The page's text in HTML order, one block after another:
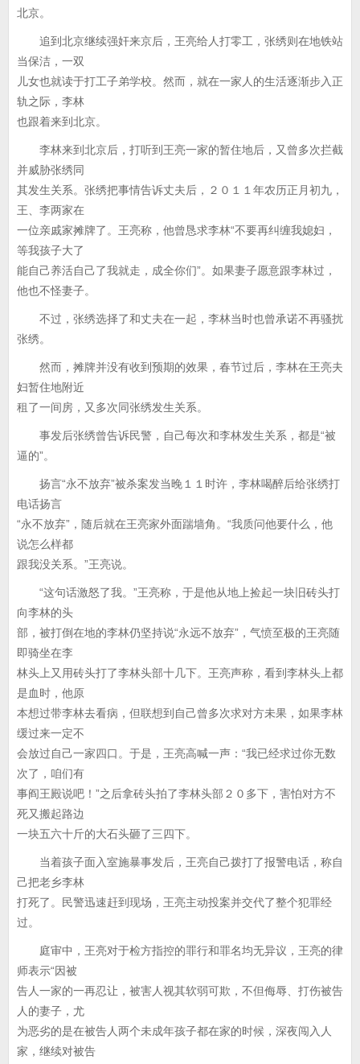
北京。
追到北京继续强奸来京后，王亮给人打零工，张绣则在地铁站
当保洁，一双
儿女也就读于打工子弟学校。然而，就在一家人的生活逐渐步入正
轨之际，李林
也跟着来到北京。
李林来到北京后，打听到王亮一家的暂住地后，又曾多次拦截
并威胁张绣同
其发生关系。张绣把事情告诉丈夫后，２０１１年农历正月初九，
王、李两家在
一位亲戚家摊牌了。王亮称，他曾恳求李林“不要再纠缠我媳妇，
等我孩子大了
能自己养活自己了我就走，成全你们”。如果妻子愿意跟李林过，
他也不怪妻子。
不过，张绣选择了和丈夫在一起，李林当时也曾承诺不再骚扰
张绣。
然而，摊牌并没有收到预期的效果，春节过后，李林在王亮夫
妇暂住地附近
租了一间房，又多次同张绣发生关系。
事发后张绣曾告诉民警，自己每次和李林发生关系，都是“被
逼的”。
扬言“永不放弃”被杀案发当晚１１时许，李林喝醉后给张绣打
电话扬言
“永不放弃”，随后就在王亮家外面踹墙角。“我质问他要什么，他
说怎么样都
跟我没关系。”王亮说。
“这句话激怒了我。”王亮称，于是他从地上捡起一块旧砖头打
向李林的头
部，被打倒在地的李林仍坚持说“永远不放弃”，气愤至极的王亮随
即骑坐在李
林头上又用砖头打了李林头部十几下。王亮声称，看到李林头上都
是血时，他原
本想过带李林去看病，但联想到自己曾多次求对方未果，如果李林
缓过来一定不
会放过自己一家四口。于是，王亮高喊一声：“我已经求过你无数
次了，咱们有
事阎王殿说吧！”之后拿砖头拍了李林头部２０多下，害怕对方不
死又搬起路边
一块五六十斤的大石头砸了三四下。
当着孩子面入室施暴事发后，王亮自己拨打了报警电话，称自
己把老乡李林
打死了。民警迅速赶到现场，王亮主动投案并交代了整个犯罪经
过。
庭审中，王亮对于检方指控的罪行和罪名均无异议，王亮的律
师表示“因被
告人一家的一再忍让，被害人视其软弱可欺，不但侮辱、打伤被告
人的妻子，尤
为恶劣的是在被告人两个未成年孩子都在家的时候，深夜闯入人
家，继续对被告